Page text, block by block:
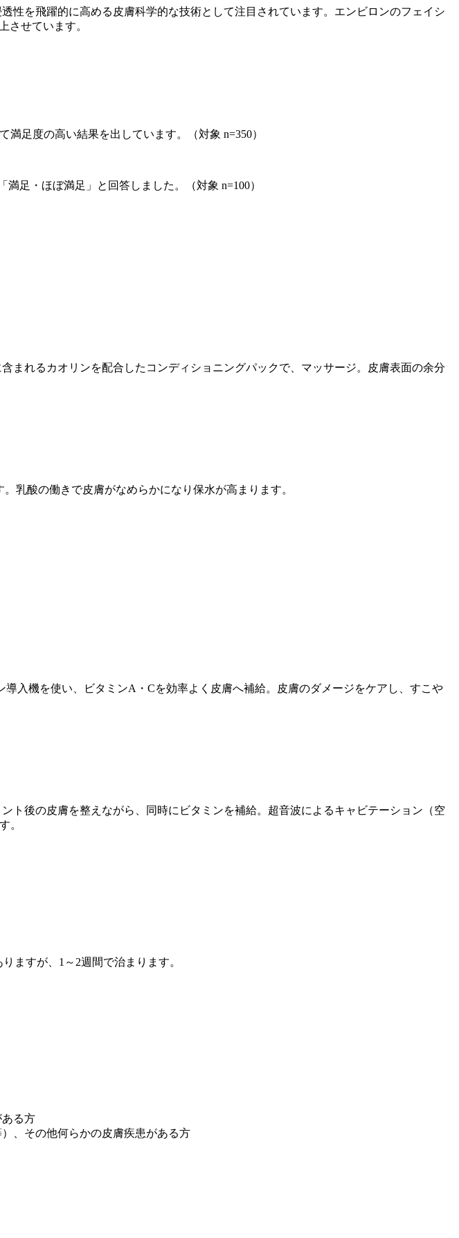
性を飛躍的に高める皮膚科学的な技術として注目されています。エンビロンのフェイシ
させています。
足度の高い結果を出しています。（対象 n=350）
足・ほぼ満足」と回答しました。（対象 n=100）
まれるカオリンを配合したコンディショニングパックで、マッサージ。皮膚表面の余分
乳酸の働きで皮膚がなめらかになり保水が高まります。
入機を使い、ビタミンA・Cを効率よく皮膚へ補給。皮膚のダメージをケアし、すこや
ト後の皮膚を整えながら、同時にビタミンを補給。超音波によるキャビテーション（空
。
ますが、1～2週間で治まります。
る方
、その他何らかの皮膚疾患がある方